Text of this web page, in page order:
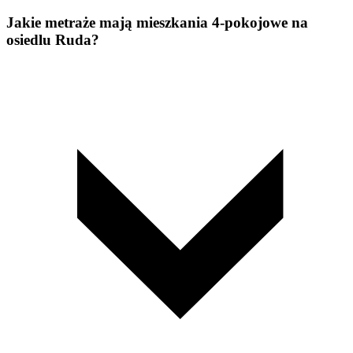
Jakie metraże mają mieszkania 4-pokojowe na
osiedlu Ruda?